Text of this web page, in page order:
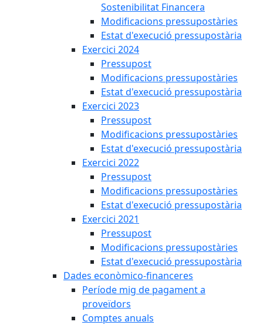
Sostenibilitat Financera
Modificacions pressupostàries
Estat d'execució pressupostària
Exercici 2024
Pressupost
Modificacions pressupostàries
Estat d'execució pressupostària
Exercici 2023
Pressupost
Modificacions pressupostàries
Estat d'execució pressupostària
Exercici 2022
Pressupost
Modificacions pressupostàries
Estat d'execució pressupostària
Exercici 2021
Pressupost
Modificacions pressupostàries
Estat d'execució pressupostària
Dades econòmico-financeres
Període mig de pagament a
proveïdors
Comptes anuals